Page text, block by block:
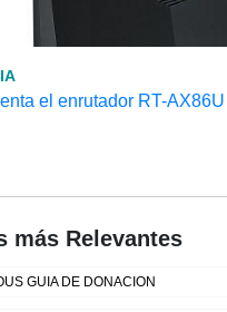
el enrutador RT-AX86U
más Relevantes
GUIA DE DONACION